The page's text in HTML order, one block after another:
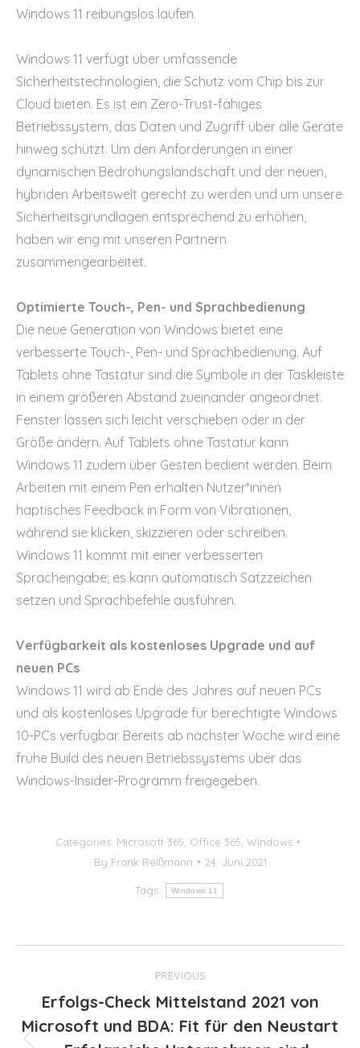
Windows 11 reibungslos laufen.
Windows 11 verfügt über umfassende
Sicherheitstechnologien, die Schutz vom Chip bis zur
Cloud bieten. Es ist ein Zero-Trust-fähiges
Betriebssystem, das Daten und Zugriff über alle Geräte
hinweg schützt. Um den Anforderungen in einer
dynamischen Bedrohungslandschaft und der neuen,
hybriden Arbeitswelt gerecht zu werden und um unsere
Sicherheitsgrundlagen entsprechend zu erhöhen,
haben wir eng mit unseren Partnern
zusammengearbeitet.
Optimierte Touch-, Pen- und Sprachbedienung
Die neue Generation von Windows bietet eine
verbesserte Touch-, Pen- und Sprachbedienung. Auf
Tablets ohne Tastatur sind die Symbole in der Taskleiste
in einem größeren Abstand zueinander angeordnet.
Fenster lassen sich leicht verschieben oder in der
Größe ändern. Auf Tablets ohne Tastatur kann
Windows 11 zudem über Gesten bedient werden. Beim
Arbeiten mit einem Pen erhalten Nutzer*innen
haptisches Feedback in Form von Vibrationen,
während sie klicken, skizzieren oder schreiben.
Windows 11 kommt mit einer verbesserten
Spracheingabe; es kann automatisch Satzzeichen
setzen und Sprachbefehle ausführen.
Verfügbarkeit als kostenloses Upgrade und auf
neuen PCs
Windows 11 wird ab Ende des Jahres auf neuen PCs
und als kostenloses Upgrade für berechtigte Windows
10-PCs verfügbar. Bereits ab nächster Woche wird eine
frühe Build des neuen Betriebssystems über das
Windows-Insider-Programm freigegeben.
Categories: Microsoft 365 Office 365 Windows
By Frank Reißmann 24. Juni 2021
Tags: Windows 11
navigation
PREVIOUS
Erfolgs-Check Mittelstand 2021 von
Microsoft und BDA: Fit für den Neustart